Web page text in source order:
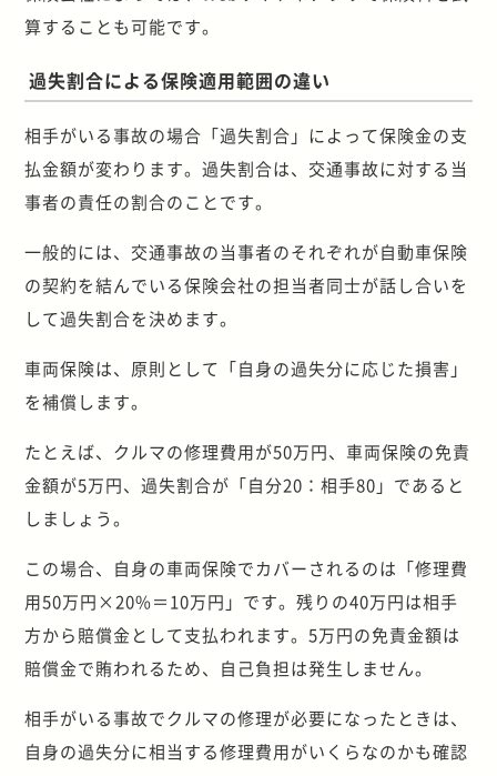
算することも可能です。
過失割合による保険適用範囲の違い
相手がいる事故の場合「過失割合」によって保険金の支
払金額が変わります。過失割合は、交通事故に対する当
事者の責任の割合のことです。
一般的には、交通事故の当事者のそれぞれが自動車保険
の契約を結んでいる保険会社の担当者同士が話し合いを
して過失割合を決めます。
車両保険は、原則として「自身の過失分に応じた損害」
を補償します。
たとえば、クルマの修理費用が50万円、車両保険の免責
金額が5万円、過失割合が「自分20：相手80」であると
しましょう。
この場合、自身の車両保険でカバーされるのは「修理費
用50万円×20%＝10万円」です。残りの40万円は相手
方から賠償金として支払われます。5万円の免責金額は
賠償金で賄われるため、自己負担は発生しません。
相手がいる事故でクルマの修理が必要になったときは、
自身の過失分に相当する修理費用がいくらなのかも確認